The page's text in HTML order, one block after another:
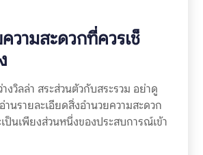
วามสะดวกที่ควรเช็
งวิลล่า สระส่วนตัวกับสระรวม อย่าดู
านรายละเอียดสิ่งอำนวยความสะดวก
ป็นเพียงส่วนหนึ่งของประสบการณ์เข้า